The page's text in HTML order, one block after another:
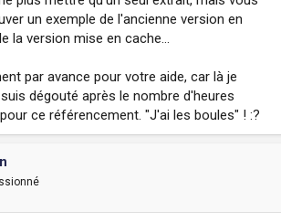
un exemple de l'ancienne version en
la version mise en cache...
par avance pour votre aide, car là je
dégouté après le nombre d'heures
ce référencement. "J'ai les boules" ! :?